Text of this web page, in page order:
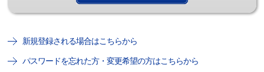
新規登録される場合はこちらから
パスワードを忘れた方・変更希望の方はこちらから